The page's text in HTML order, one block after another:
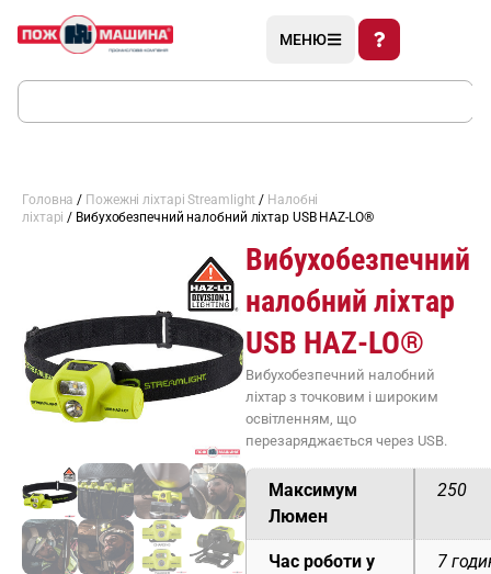
МЕНЮ
Головна / Пожежні ліхтарі Streamlight / Налобні
ліхтарі / Вибухобезпечний налобний ліхтар USB HAZ-LO®
Вибухобезпечний
налобний ліхтар
USB HAZ-LO®
Вибухобезпечний налобний
ліхтар з точковим і широким
освітленням, що
перезаряджається через USB.
Максимум
Люмен
250
Час роботи у
7